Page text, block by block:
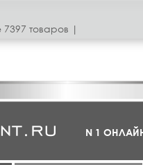
товаров |
N 1